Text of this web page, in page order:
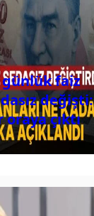
günlük faiz
değişti:
çıktı